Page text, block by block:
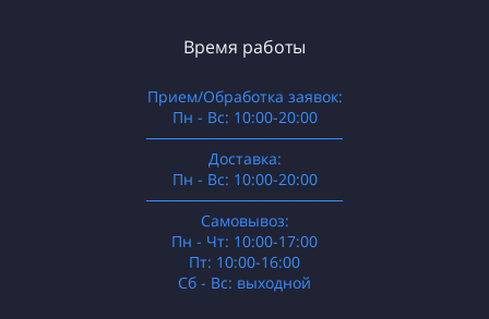
Время работы
Прием/Обработка заявок:
Пн - Вс: 10:00-20:00
──────────────────
Доставка:
Пн - Вс: 10:00-20:00
──────────────────
Самовывоз:
Пн - Чт: 10:00-17:00
Пт: 10:00-16:00
Сб - Вс: выходной